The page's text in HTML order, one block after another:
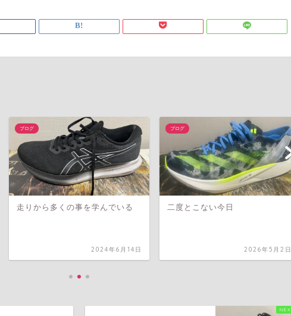
ブログ
走りから多くの事を学んでいる
2024年6月14日
ブログ
二度とこない今日
2026年5月2日